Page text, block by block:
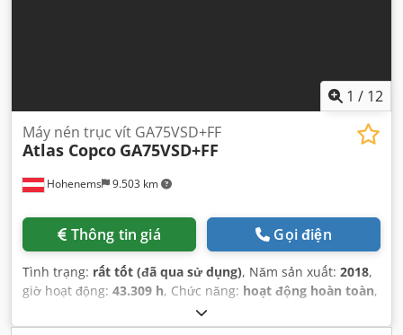
1 / 12
Hohenems 9.503 km
Máy nén trục vít GA75VSD+FF
Atlas Copco GA75VSD+FF
Thông tin giá Gọi điện
Tình trạng: rất tốt (đã qua sử dụng), Năm sản xuất: 2018,
giờ hoạt động: 43.309 h, Chức năng: hoạt động hoàn toàn,